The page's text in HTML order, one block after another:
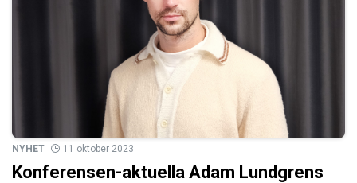
NYHET 11 oktober 2023
Konferensen-aktuella Adam Lundgrens